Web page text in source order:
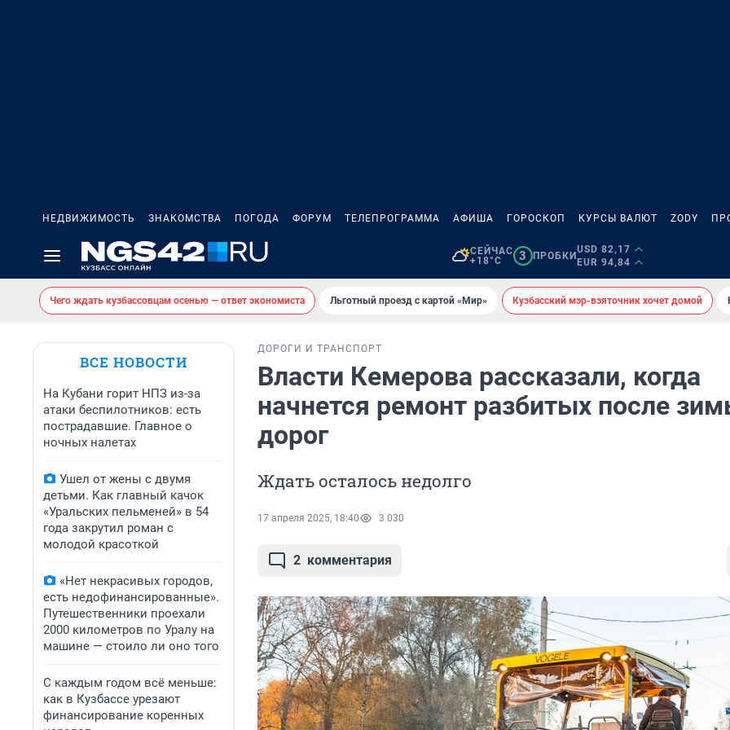
НЕДВИЖИМОСТЬ ЗНАКОМСТВА ПОГОДА ФОРУМ ТЕЛЕПРОГРАММА АФИША ГОРОСКОП КУРСЫ ВАЛЮТ ZODY
СЕЙЧАС
+18°C
3 ПРОБКИ
USD 82,17
EUR 94,84
Чего ждать кузбассовцам осенью — ответ экономиста Льготный проезд с картой «Мир» Кузбасский мэр-взяточник хочет домой
ВСЕ НОВОСТИ
На Кубани горит НПЗ из-за
атаки беспилотников: есть
пострадавшие. Главное о
ночных налетах
Ушел от жены с двумя
детьми. Как главный качок
«Уральских пельменей» в 54
года закрутил роман с
молодой красоткой
«Нет некрасивых городов,
есть недофинансированные».
Путешественники проехали
2000 километров по Уралу на
машине — стоило ли оно того
С каждым годом всё меньше:
как в Кузбассе урезают
финансирование коренных
ДОРОГИ И ТРАНСПОРТ
Власти Кемерова рассказали, когда
начнется ремонт разбитых после
дорог
Ждать осталось недолго
17 апреля 2025, 18:40 3 030
2 комментария